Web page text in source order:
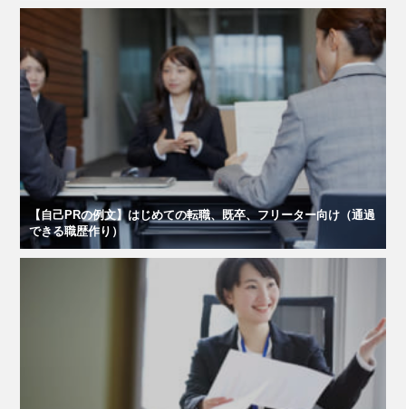
【自己PRの例文】はじめての転職、既卒、フリーター向け（通過
できる職歴作り）